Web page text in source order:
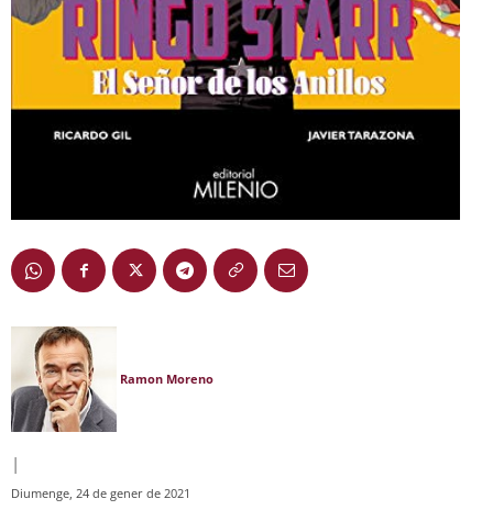
Ramon Moreno
|
Diumenge, 24 de gener de 2021